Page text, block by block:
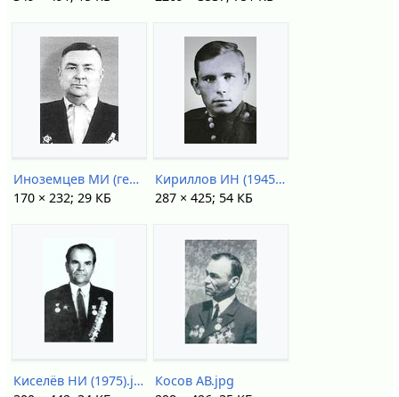
Иноземцев МИ (герой).jpg
170 × 232; 29 КБ
Кириллов ИН (1945).jpg
287 × 425; 54 КБ
Киселёв НИ (1975).jpg
Косов АВ.jpg